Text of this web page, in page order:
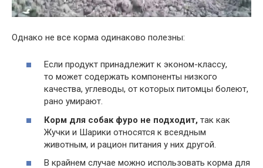
Однако не все корма одинаково полезны:
Если продукт принадлежит к эконом-классу,
то может содержать компоненты низкого
качества, углеводы, от которых питомцы болеют,
рано умирают.
Корм для собак фуро не подходит, так как
Жучки и Шарики относятся к всеядным
животным, и рацион питания у них другой.
В крайнем случае можно использовать корма для